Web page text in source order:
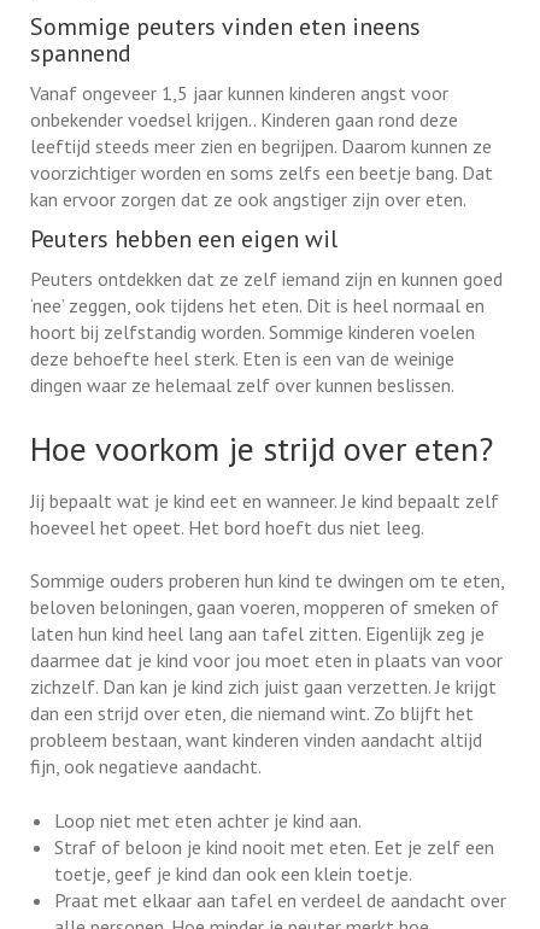
Sommige peuters vinden eten ineens
spannend
Vanaf ongeveer 1,5 jaar kunnen kinderen angst voor
onbekender voedsel krijgen.. Kinderen gaan rond deze
leeftijd steeds meer zien en begrijpen. Daarom kunnen ze
voorzichtiger worden en soms zelfs een beetje bang. Dat
kan ervoor zorgen dat ze ook angstiger zijn over eten.
Peuters hebben een eigen wil
Peuters ontdekken dat ze zelf iemand zijn en kunnen goed
‘nee’ zeggen, ook tijdens het eten. Dit is heel normaal en
hoort bij zelfstandig worden. Sommige kinderen voelen
deze behoefte heel sterk. Eten is een van de weinige
dingen waar ze helemaal zelf over kunnen beslissen.
Hoe voorkom je strijd over eten?
Jij bepaalt wat je kind eet en wanneer. Je kind bepaalt zelf
hoeveel het opeet. Het bord hoeft dus niet leeg.
Sommige ouders proberen hun kind te dwingen om te eten,
beloven beloningen, gaan voeren, mopperen of smeken of
laten hun kind heel lang aan tafel zitten. Eigenlijk zeg je
daarmee dat je kind voor jou moet eten in plaats van voor
zichzelf. Dan kan je kind zich juist gaan verzetten. Je krijgt
dan een strijd over eten, die niemand wint. Zo blijft het
probleem bestaan, want kinderen vinden aandacht altijd
fijn, ook negatieve aandacht.
Loop niet met eten achter je kind aan.
Straf of beloon je kind nooit met eten. Eet je zelf een
toetje, geef je kind dan ook een klein toetje.
Praat met elkaar aan tafel en verdeel de aandacht over